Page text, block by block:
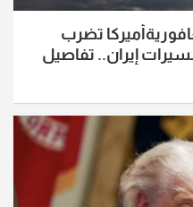
تضرب
إيران.. تفاصيل